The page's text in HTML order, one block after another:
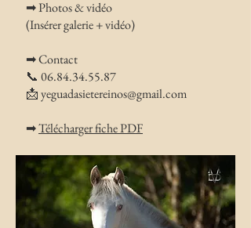
➡ Photos & vidéo
(Insérer galerie + vidéo)
➡ Contact
📞 06.84.34.55.87
📩yeguadasietereinos@gmail.com
➡Télécharger fiche PDF